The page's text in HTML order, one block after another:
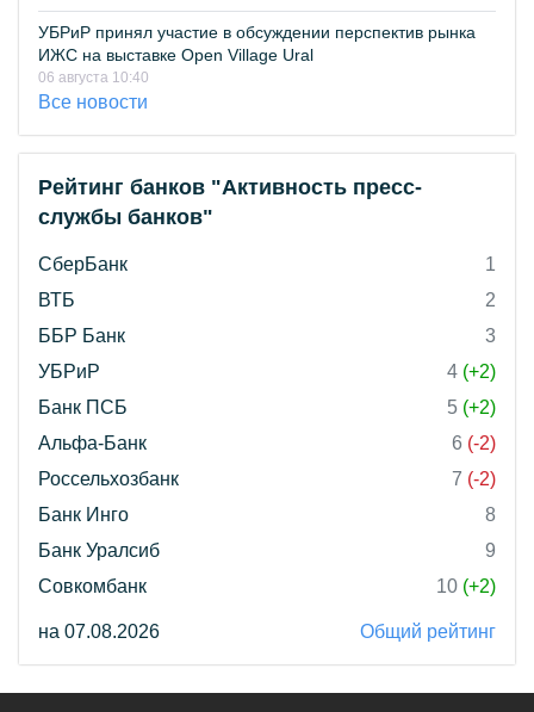
УБРиР принял участие в обсуждении перспектив рынка
ИЖС на выставке Open Village Ural
06 августа 10:40
Все новости
Рейтинг банков "Активность пресс-
службы банков"
СберБанк
1
ВТБ
2
ББР Банк
3
УБРиР
4 (+2)
Банк ПСБ
5 (+2)
Альфа-Банк
6 (-2)
Россельхозбанк
7 (-2)
Банк Инго
8
Банк Уралсиб
9
Совкомбанк
10 (+2)
на 07.08.2026 Общий рейтинг